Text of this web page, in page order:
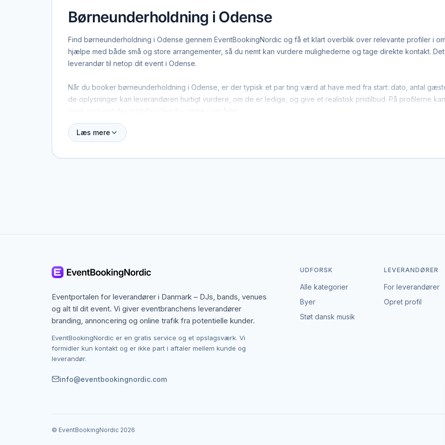
Børneunderholdning i Odense
Find børneunderholdning i Odense gennem EventBookingNordic og få et klart overblik over relevante profiler i
hjælpe med både små og store arrangementer, så du nemt kan vurdere mulighederne og tage direkte kontakt.
leverandør til netop dit event i Odense.
Når du booker børneunderholdning i Odense, er der typisk et par ting værd at have med fra start: dato, antal
de oplysninger kan leverandøren hurtigt vurdere, om de er ledige, og give et realistisk pristilbud. På profilerne
Odense dækker både centrum og omegn, og mange børneunderholdning-leverandører arbejder bredt i
en speciel ramme i tankerne.
Læs mere
Eventportalen for leverandører i Danmark – DJs, bands, venues
og alt til dit event. Vi giver eventbranchens leverandører
branding, annoncering og online trafik fra potentielle kunder.
EventBookingNordic er en gratis service og et opslagsværk. Vi
formidler kun kontakt og er ikke part i aftaler mellem kunde og
leverandør.
info@eventbookingnordic.com
UDFORSK
Alle kategorier
Byer
Støt dansk musik
LEVERANDØRER
For leverandører
Opret profil
© EventBookingNordic 2026